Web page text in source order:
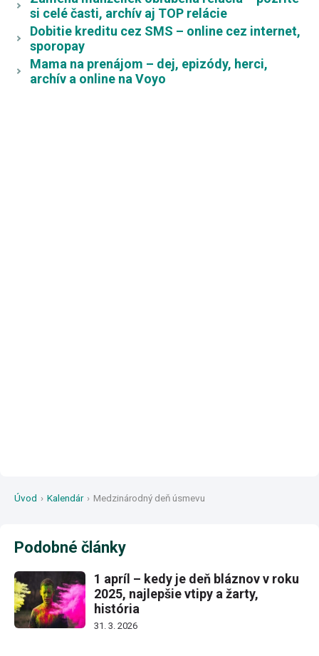
si celé časti, archív aj TOP relácie
Dobitie kreditu cez SMS – online cez internet,
sporopay
Mama na prenájom – dej, epizódy, herci,
archív a online na Voyo
Úvod › Kalendár › Medzinárodný deň úsmevu
Podobné články
1 apríl – kedy je deň bláznov v roku
2025, najlepšie vtipy a žarty,
história
31. 3. 2026